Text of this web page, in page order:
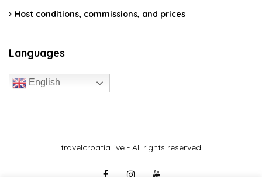
Host conditions, commissions, and prices
Languages
English
travelcroatia.live - All rights reserved